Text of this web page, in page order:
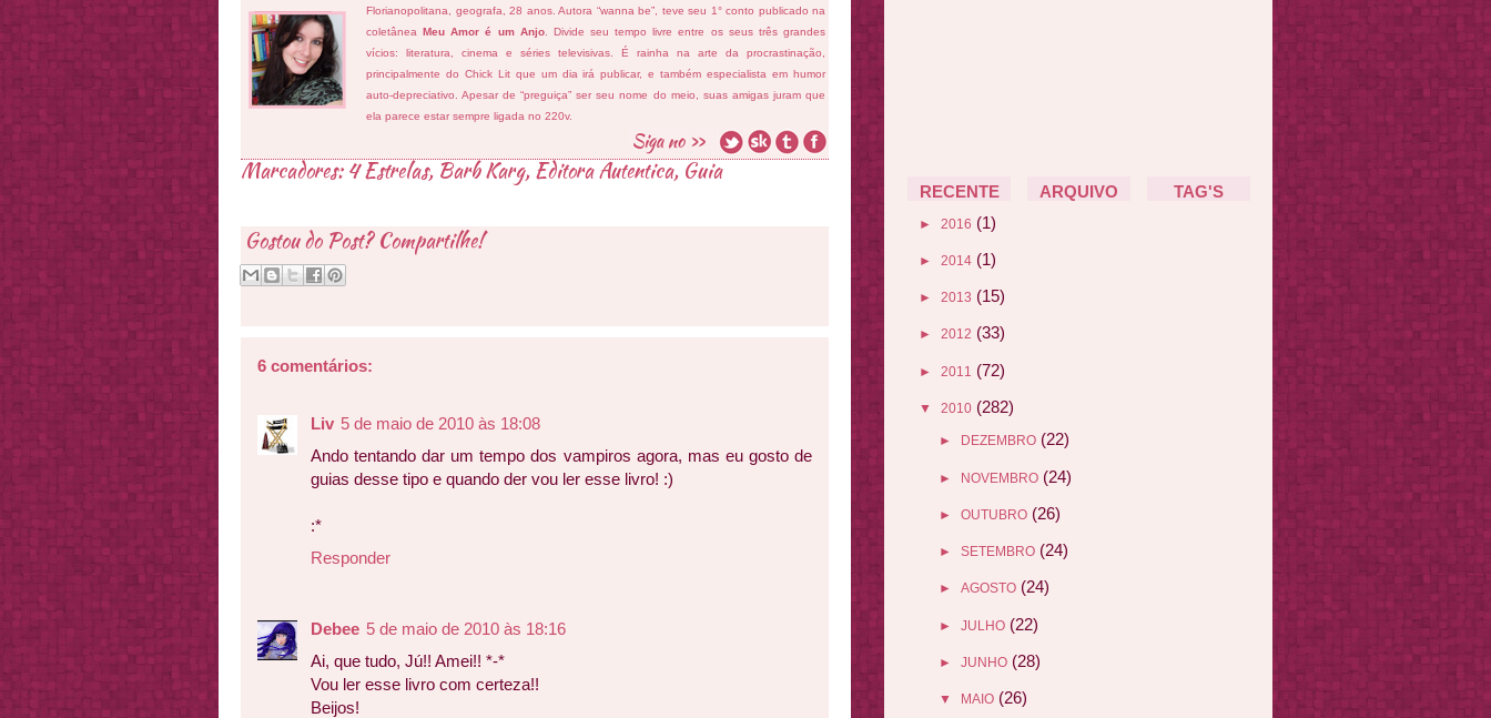
Florianopolitana, geografa, 28 anos. Autora “wanna be”, teve seu 1° conto publicado na
coletâneaMeu Amor é um Anjo. Divide seu tempo livre entre os seus três grandes
vícios: literatura, cinema e séries televisivas. É rainha na arte da procrastinação,
principalmente do Chick Lit que um dia irá publicar, e também especialista em humor
auto-depreciativo. Apesar de “preguiça” ser seu nome do meio, suas amigas juram que
ela parece estar sempre ligada no 220v.
Marcadores:4 Estrelas, Barb Karg,Editora Autentica, Guia
Gostou do Post? Compartilhe!
6 comentários:
Liv 5 de maio de 2010 às 18:08
Ando tentando dar um tempo dos vampiros agora, mas eu gosto de
guias desse tipo e quando der vou ler esse livro! :)
:*
Responder
Debee 5 de maio de 2010 às 18:16
Ai, que tudo, Jú!! Amei!! *-*
Vou ler esse livro com certeza!!
Beijos!
RECENTE ARQUIVO TAG'S
► 2016 (1)
► 2014 (1)
► 2013 (15)
► 2012 (33)
► 2011 (72)
▼ 2010 (282)
► DEZEMBRO (22)
► NOVEMBRO (24)
► OUTUBRO (26)
► SETEMBRO (24)
► AGOSTO (24)
► JULHO (22)
► JUNHO (28)
▼ MAIO (26)